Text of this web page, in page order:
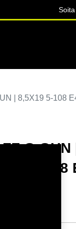
Soita
| 8,5X19 5-108
5/108